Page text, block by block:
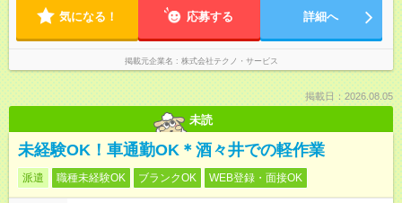
気になる！ 応募する 詳細へ
掲載元企業名 株式会社テクノ・サービス
掲載日：2026.08.05
未読
未経験OK！車通勤OK＊酒々井での軽作業
派遣 職種未経験OK ブランクOK WEB登録・面接OK